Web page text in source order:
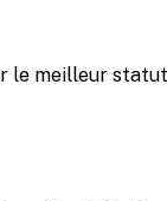
le meilleur